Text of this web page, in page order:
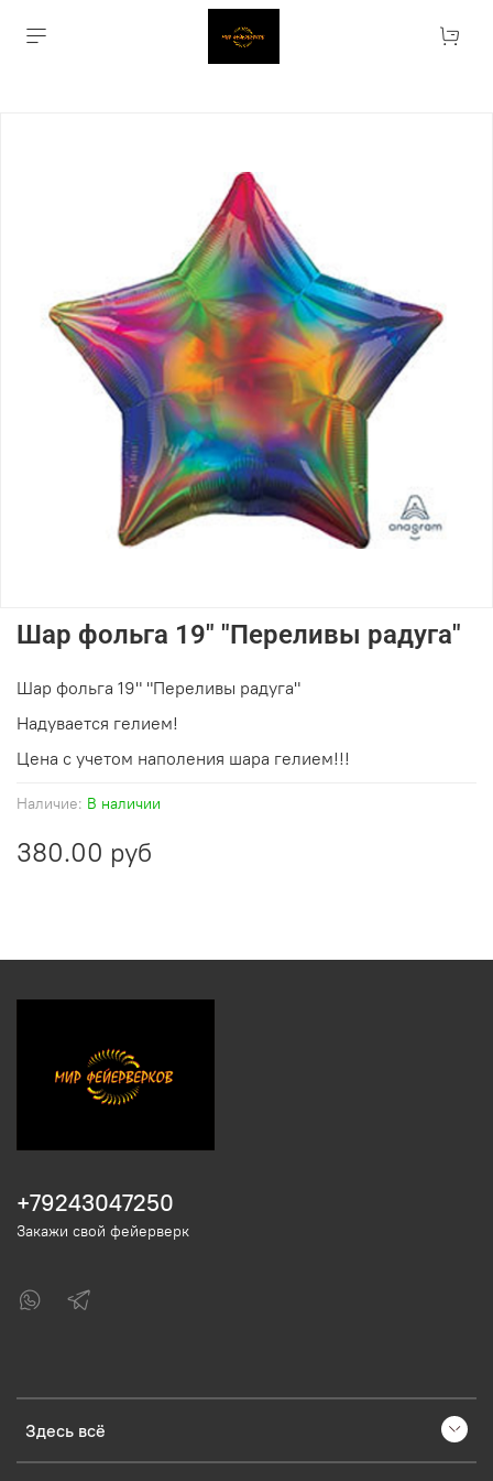
Наличие: В наличии
Шар фольга 19" "Переливы радуга"
380.00 руб
Шар фольга 19" "Переливы радуга"
Надувается гелием!
Цена с учетом наполения шара гелием!!!
Здесь всё
+79243047250
Закажи свой фейерверк